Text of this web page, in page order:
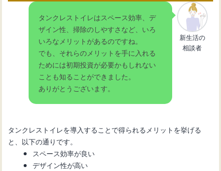
タンクレストイレはスペース効率、デ
ザイン性、掃除のしやすさなど、いろ
いろなメリットがあるのですね。
でも、それらのメリットを手に入れる
ためには初期投資が必要かもしれない
ことも知ることができました。
ありがとうございます。
新生活の
相談者
タンクレストイレを導入することで得られるメリットを挙げる
と、以下の通りです。
スペース効率が良い
デザイン性が高い